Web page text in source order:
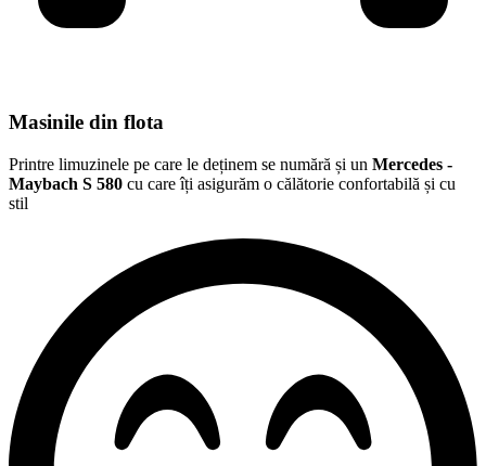
Masinile din flota
Printre limuzinele pe care le deținem se numără și un Mercedes -
Maybach S 580 cu care îți asigurăm o călătorie confortabilă și cu
stil